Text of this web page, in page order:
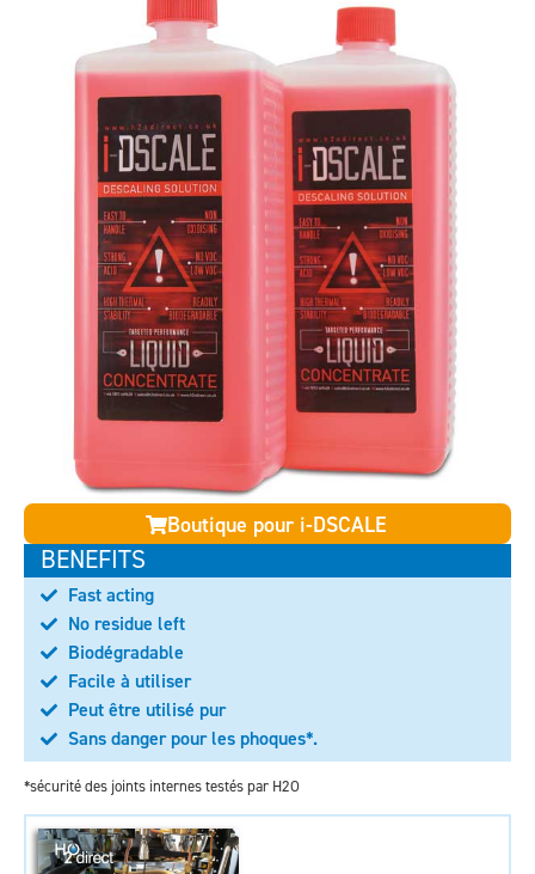
Boutique pour i-DSCALE
BENEFITS
Fast acting
No residue left
Biodégradable
Facile à utiliser
Peut être utilisé pur
Sans danger pour les phoques*.
*sécurité des joints internes testés par H2O